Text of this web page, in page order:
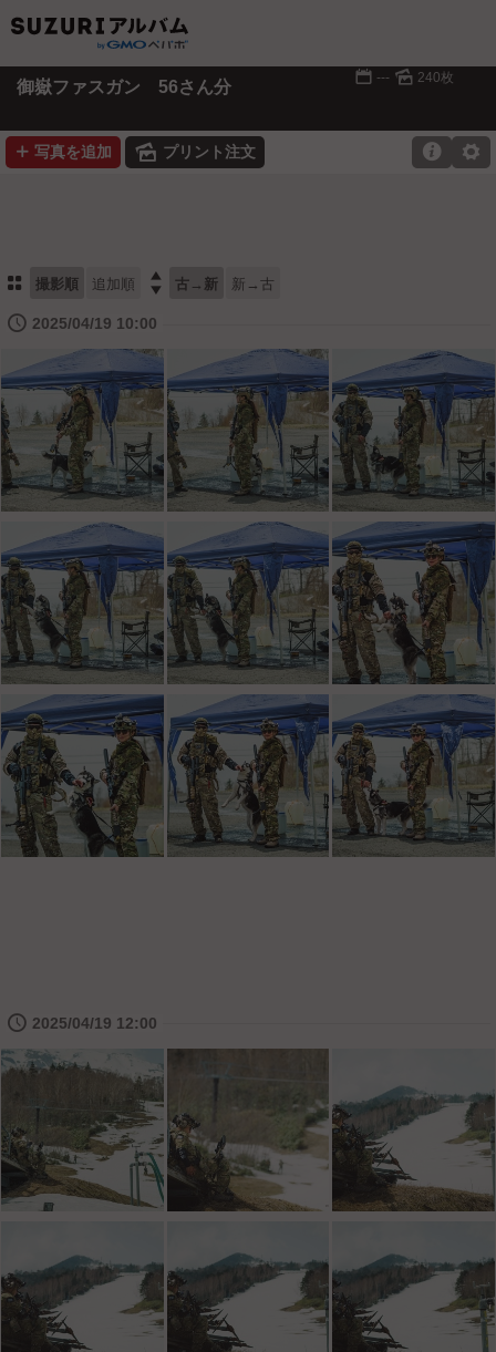
御嶽ファスガン 56さん分 📅 --- 🌄 240枚
➕ 写真を追加 🌄 プリント注文 ⚙

⚏ 撮影順 追加順  古→新 新→古
🕔 2025/04/19 10:00
🕔 2025/04/19 12:00